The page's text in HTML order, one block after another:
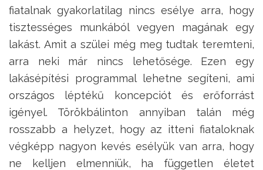
fiatalnak gyakorlatilag nincs esélye arra, hogy
tisztességes munkából vegyen magának egy
lakást. Amit a szülei még meg tudtak teremteni,
arra neki már nincs lehetősége. Ezen egy
lakásépítési programmal lehetne segíteni, ami
országos léptékű koncepciót és erőforrást
igényel. Törökbálinton annyiban talán még
rosszabb a helyzet, hogy az itteni fiataloknak
végképp nagyon kevés esélyük van arra, hogy
ne kelljen elmenniük, ha független életet